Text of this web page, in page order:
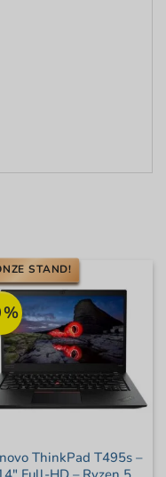
STAND!
ThinkPad T495s –